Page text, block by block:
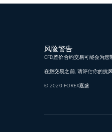
风险警告
CFD差价合约交易可能会为您
在您交易之前, 请评估你的抗
© 2020 FOREX嘉盛